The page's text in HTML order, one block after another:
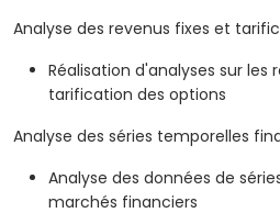
Analyse des revenus fixes et
Réalisation d'analyses sur les
tarification des options
Analyse des séries temporelles
Analyse des données de
marchés financiers